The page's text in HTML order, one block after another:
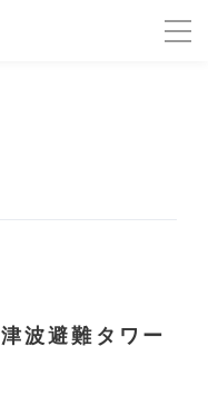
波避難タワー